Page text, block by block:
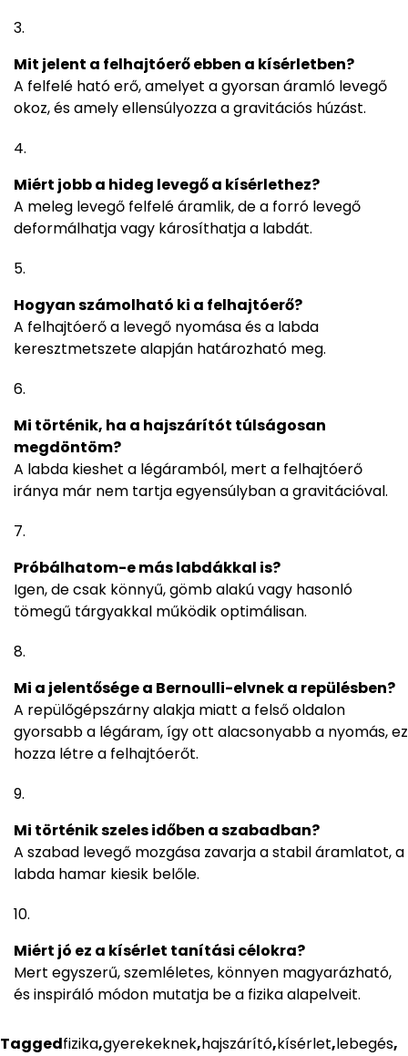
Mit jelent a felhajtóerő ebben a kísérletben?
A felfelé ható erő, amelyet a gyorsan áramló levegő
okoz, és amely ellensúlyozza a gravitációs húzást.
Miért jobb a hideg levegő a kísérlethez?
A meleg levegő felfelé áramlik, de a forró levegő
deformálhatja vagy károsíthatja a labdát.
Hogyan számolható ki a felhajtóerő?
A felhajtóerő a levegő nyomása és a labda
keresztmetszete alapján határozható meg.
Mi történik, ha a hajszárítót túlságosan
megdöntöm?
A labda kieshet a légáramból, mert a felhajtóerő
iránya már nem tartja egyensúlyban a gravitációval.
Próbálhatom-e más labdákkal is?
Igen, de csak könnyű, gömb alakú vagy hasonló
tömegű tárgyakkal működik optimálisan.
Mi a jelentősége a Bernoulli-elvnek a repülésben?
A repülőgépszárny alakja miatt a felső oldalon
gyorsabb a légáram, így ott alacsonyabb a nyomás, ez
hozza létre a felhajtóerőt.
Mi történik szeles időben a szabadban?
A szabad levegő mozgása zavarja a stabil áramlatot, a
labda hamar kiesik belőle.
Miért jó ez a kísérlet tanítási célokra?
Mert egyszerű, szemléletes, könnyen magyarázható,
és inspiráló módon mutatja be a fizika alapelveit.
Taggedfizika,gyerekeknek,hajszárító,kísérlet,lebegés,